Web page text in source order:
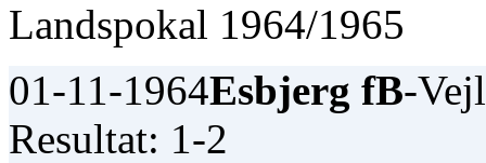
Landspokal 1964/1965
01-11-1964Esbjerg fB-
Resultat: 1-2